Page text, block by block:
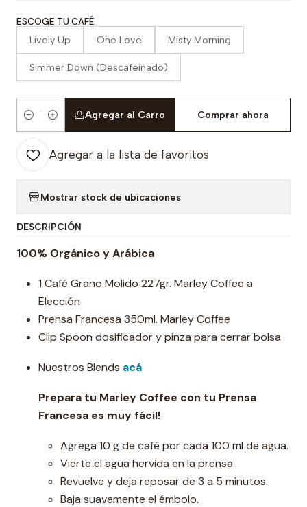
ESCOGE TU CAFÉ
Lively Up One Love Misty Morning
Simmer Down (Descafeinado)
Cantidad
Agregar al Carro Comprar ahora
Agregar a la lista de favoritos
Mostrar stock de ubicaciones
DESCRIPCIÓN
100% Orgánico y Arábica
1 Café Grano Molido 227gr. Marley Coffee a
Elección
Prensa Francesa 350ml. Marley Coffee
Clip Spoon dosificador y pinza para cerrar bolsa
Nuestros Blends acá
Prepara tu Marley Coffee con tu Prensa
Francesa es muy fácil!
Agrega 10 g de café por cada 100 ml de agua.
Vierte el agua hervida en la prensa.
Revuelve y deja reposar de 3 a 5 minutos.
Baja suavemente el émbolo.